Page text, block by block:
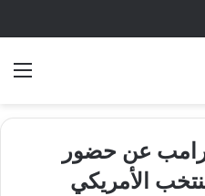
عن حضور
الأمريكي